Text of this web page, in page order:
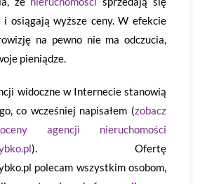
i osiągają wyższe ceny. W efekcie
na pewno nie ma odczucia,
pieniądze.
widoczne w Internecie stanowią
co wcześniej napisałem (zobacz
agencji nieruchomości
). Ofertę
polecam wszystkim osobom,